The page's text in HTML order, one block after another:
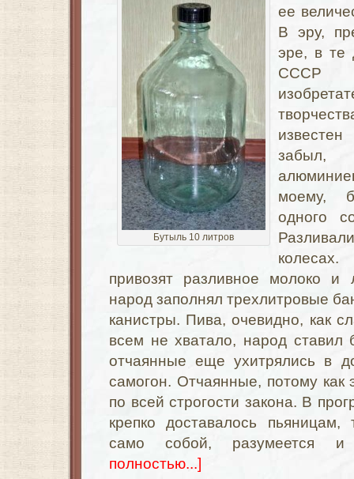
Бутыль 10 литров
ее
В эру,
эре, в те
СССР
забыл,
моему,
одного
привозят разливное молоко
народ заполнял трехлитровые
канистры. Пива, очевидно, как
всем не хватало, народ ставил
отчаянные еще ухитрялись в
самогон. Отчаянные, потому как
по всей строгости закона. В
крепко доставалось пьяницам,
само собой, разумеется
полностью...]